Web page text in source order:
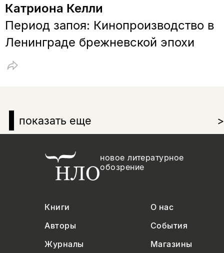
показать еще >
Катриона Келли
Период запоя: Кинопроизводство в
Ленинграде брежневской эпохи
новое литературное
обозрение
Книги
О нас
Авторы
События
Журналы
Магазины